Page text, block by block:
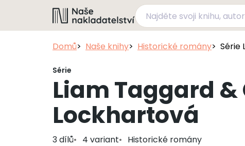
Domů Naše knihy Historické romány Série
Série
Liam Taggard
Lockhartová
3 dílů 4 variant Historické romány